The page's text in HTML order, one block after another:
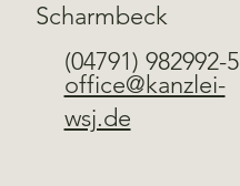
Scharmbeck
(04791) 982992-5
office@kanzlei-
wsj.de